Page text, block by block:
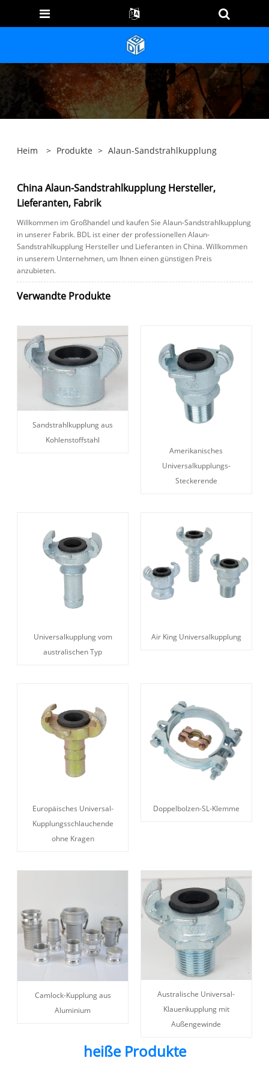
Heim > Produkte > Alaun-Sandstrahlkupplung
China Alaun-Sandstrahlkupplung Hersteller,
Lieferanten, Fabrik
Willkommen im Großhandel und kaufen Sie Alaun-Sandstrahlkupplung
in unserer Fabrik. BDL ist einer der professionellen Alaun-
Sandstrahlkupplung Hersteller und Lieferanten in China. Willkommen
in unserem Unternehmen, um Ihnen einen günstigen Preis
anzubieten.
Verwandte Produkte
Sandstrahlkupplung aus
Kohlenstoffstahl
Amerikanisches
Universalkupplungs-
Steckerende
Universalkupplung vom
australischen Typ
Air King Universalkupplung
Europäisches Universal-
Kupplungsschlauchende
ohne Kragen
Doppelbolzen-SL-Klemme
Camlock-Kupplung aus
Aluminium
Australische Universal-
Klauenkupplung mit
Außengewinde
heiße Produkte